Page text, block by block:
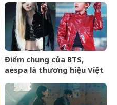
Điểm chung của BTS,
aespa là thương hiệu Việt